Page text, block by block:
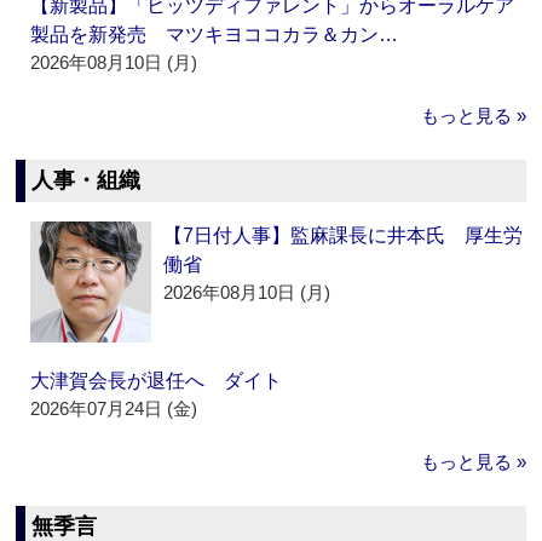
【新製品】「ヒッツディファレント」からオーラルケア
製品を新発売 マツキヨココカラ＆カン…
2026年08月10日 (月)
もっと見る »
人事・組織
【7日付人事】監麻課長に井本氏 厚生労
働省
2026年08月10日 (月)
大津賀会長が退任へ ダイト
2026年07月24日 (金)
もっと見る »
無季言